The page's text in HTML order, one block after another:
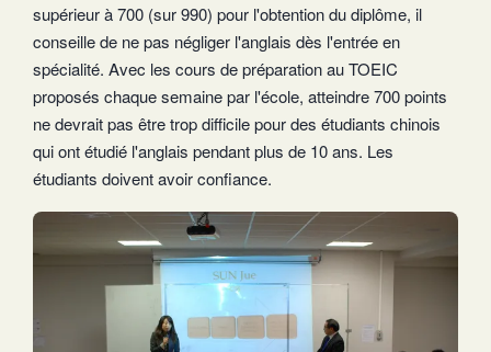
supérieur à 700 (sur 990) pour l'obtention du diplôme, il
conseille de ne pas négliger l'anglais dès l'entrée en
spécialité. Avec les cours de préparation au TOEIC
proposés chaque semaine par l'école, atteindre 700 points
ne devrait pas être trop difficile pour des étudiants chinois
qui ont étudié l'anglais pendant plus de 10 ans. Les
étudiants doivent avoir confiance.